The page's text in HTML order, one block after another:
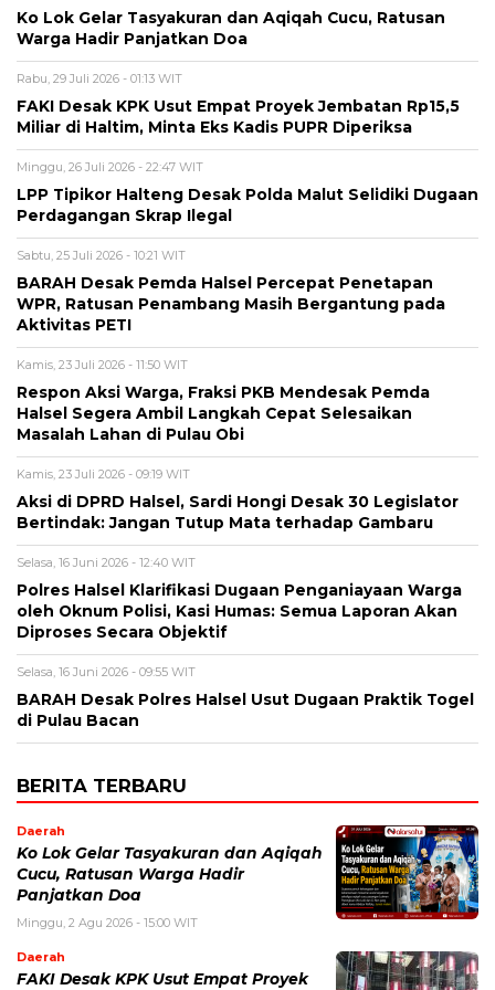
Ko Lok Gelar Tasyakuran dan Aqiqah Cucu, Ratusan
Warga Hadir Panjatkan Doa
Rabu, 29 Juli 2026 - 01:13 WIT
FAKI Desak KPK Usut Empat Proyek Jembatan Rp15,5
Miliar di Haltim, Minta Eks Kadis PUPR Diperiksa
Minggu, 26 Juli 2026 - 22:47 WIT
LPP Tipikor Halteng Desak Polda Malut Selidiki Dugaan
Perdagangan Skrap Ilegal
Sabtu, 25 Juli 2026 - 10:21 WIT
BARAH Desak Pemda Halsel Percepat Penetapan
WPR, Ratusan Penambang Masih Bergantung pada
Aktivitas PETI
Kamis, 23 Juli 2026 - 11:50 WIT
Respon Aksi Warga, Fraksi PKB Mendesak Pemda
Halsel Segera Ambil Langkah Cepat Selesaikan
Masalah Lahan di Pulau Obi
Kamis, 23 Juli 2026 - 09:19 WIT
Aksi di DPRD Halsel, Sardi Hongi Desak 30 Legislator
Bertindak: Jangan Tutup Mata terhadap Gambaru
Selasa, 16 Juni 2026 - 12:40 WIT
Polres Halsel Klarifikasi Dugaan Penganiayaan Warga
oleh Oknum Polisi, Kasi Humas: Semua Laporan Akan
Diproses Secara Objektif
Selasa, 16 Juni 2026 - 09:55 WIT
BARAH Desak Polres Halsel Usut Dugaan Praktik Togel
di Pulau Bacan
BERITA TERBARU
Daerah
Ko Lok Gelar Tasyakuran dan Aqiqah
Cucu, Ratusan Warga Hadir
Panjatkan Doa
Minggu, 2 Agu 2026 - 15:00 WIT
Daerah
FAKI Desak KPK Usut Empat Proyek